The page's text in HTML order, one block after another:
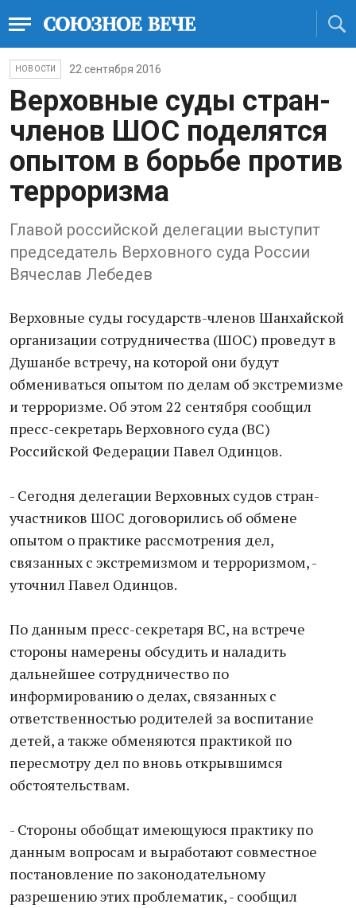
НОВОСТИ 22 сентября 2016
Верховные суды стран-
членов ШОС поделятся
опытом в борьбе против
терроризма
Главой российской делегации выступит
председатель Верховного суда России
Вячеслав Лебедев
Верховные суды государств-членов Шанхайской
организации сотрудничества (ШОС) проведут в
Душанбе встречу, на которой они будут
обмениваться опытом по делам об экстремизме
и терроризме. Об этом 22 сентября сообщил
пресс-секретарь Верховного суда (ВС)
Российской Федерации Павел Одинцов.
- Сегодня делегации Верховных судов стран-
участников ШОС договорились об обмене
опытом о практике рассмотрения дел,
связанных с экстремизмом и терроризмом, -
уточнил Павел Одинцов.
По данным пресс-секретаря ВС, на встрече
стороны намерены обсудить и наладить
дальнейшее сотрудничество по
информированию о делах, связанных с
ответственностью родителей за воспитание
детей, а также обменяются практикой по
пересмотру дел по вновь открывшимся
обстоятельствам.
- Стороны обобщат имеющуюся практику по
данным вопросам и выработают совместное
постановление по законодательному
разрешению этих проблематик, - сообщил